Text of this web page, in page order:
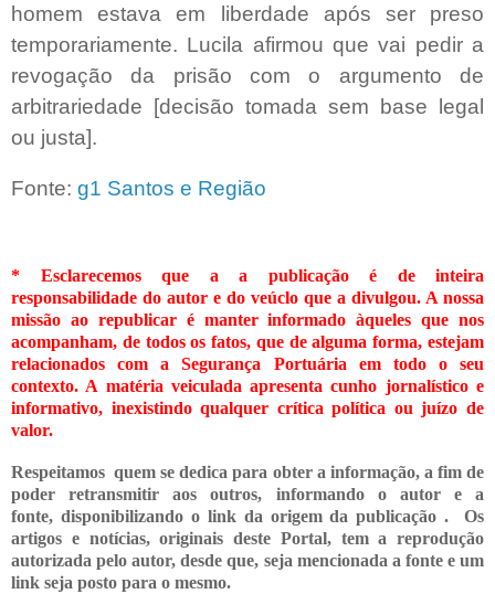
homem estava em liberdade após ser preso
temporariamente. Lucila afirmou que vai pedir a
revogação da prisão com o argumento de
arbitrariedade [decisão tomada sem base legal
ou justa].
Fonte: g1 Santos e Região
* Esclarecemos que a a publicação é de inteira
responsabilidade do autor e do veúclo que a divulgou. A nossa
missão ao republicar é manter informado àqueles que nos
acompanham, de todos os fatos, que de alguma forma, estejam
relacionados com a Segurança Portuária em todo o seu
contexto. A matéria veiculada apresenta cunho jornalístico e
informativo, inexistindo qualquer críticapolítica ou juízo de
valor.
Respeitamos quem se dedica para obter a informação, a fim de
poder retransmitiraos outros, informando o autor e a
fonte, disponibilizando o link da origem da publicação .Os
artigos e notícias, originais deste Portal, tem a reprodução
autorizada pelo autor, desde que, seja mencionada a fonte e um
link seja posto para o mesmo.